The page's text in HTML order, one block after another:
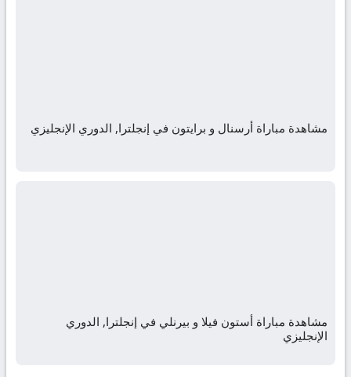
مشاهدة مباراة أرسنال و برايتون في إنجلترا, الدوري الإنجليزي
مشاهدة مباراة أستون فيلا و بيرنلي في إنجلترا, الدوري
الإنجليزي